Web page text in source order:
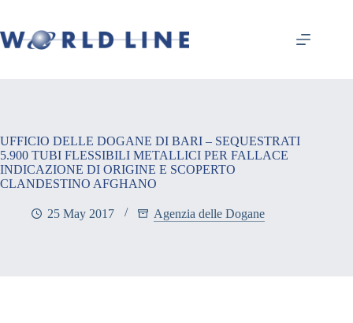
UFFICIO DELLE DOGANE DI BARI – SEQUESTRATI
5.900 TUBI FLESSIBILI METALLICI PER FALLACE
INDICAZIONE DI ORIGINE E SCOPERTO
CLANDESTINO AFGHANO
25 May 2017 Agenzia delle Dogane